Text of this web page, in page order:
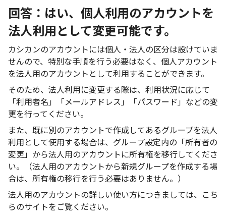
回答：はい、個人利用のアカウントを
法人利用として変更可能です。
カシカンのアカウントには個人・法人の区分は設けていま
せんので、特別な手順を行う必要はなく、個人アカウント
を法人用のアカウントとして利用することができます。
そのため、法人利用に変更する際は、利用状況に応じて
「利用者名」「メールアドレス」「パスワード」などの変
更を行ってください。
また、既に別のアカウントで作成してあるグループを法人
利用として使用する場合は、グループ設定内の「所有者の
変更」から法人用のアカウントに所有権を移行してくださ
い。（法人用のアカウントから新規グループを作成する場
合は、所有権の移行を行う必要はありません。）
法人用のアカウントの詳しい使い方につきましては、こち
らのサイトをご覧ください。